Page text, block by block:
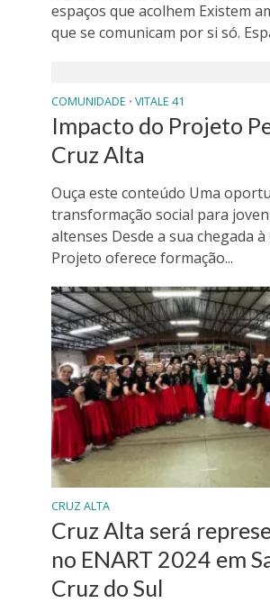
espaços que acolhem Existem
que se comunicam por si só.
COMUNIDADE • VITALE 41
Impacto do Projeto
Cruz Alta
Ouça este conteúdo Uma
transformação social para
altenses Desde a sua chegada à
Projeto oferece formação...
CRUZ ALTA
Cruz Alta será
no ENART 2024 em
Cruz do Sul